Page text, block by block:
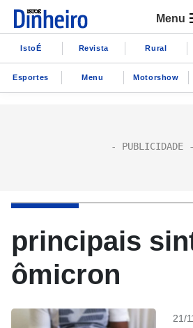
Menu
IstoÉ Revista Rural
Esportes Menu Motorshow
principais
ômicron
21/